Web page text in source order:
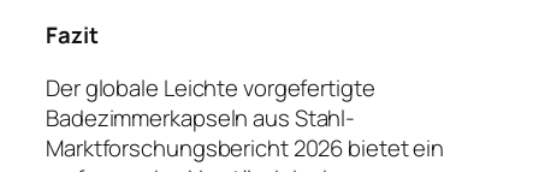
Fazit
Der globale Leichte vorgefertigte
Badezimmerkapseln aus Stahl-
Marktforschungsbericht 2026 bietet ein